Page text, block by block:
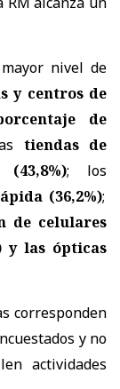
nivel de
y centros de
de
tiendas de
; los
(36,2%);
de celulares
y las ópticas
corresponden
y no
actividades